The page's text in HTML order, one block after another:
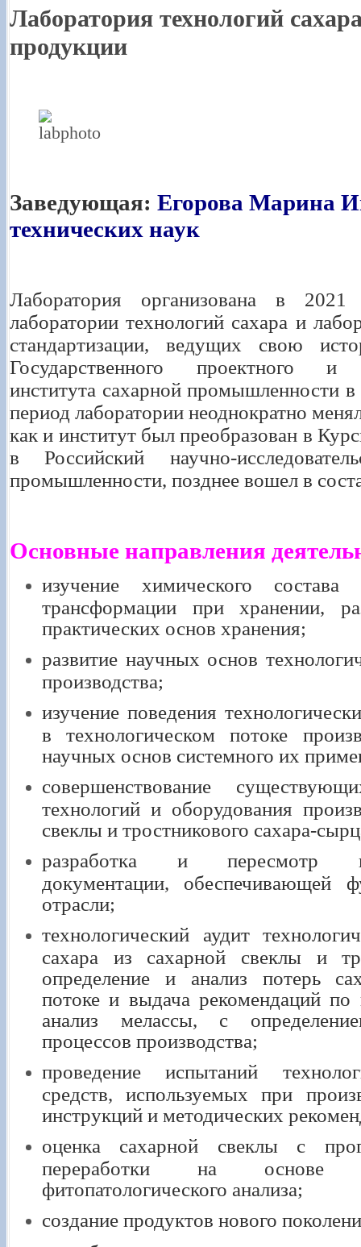
Лаборатория технологий
продукции
Заведующая: Егорова Марина
технических наук
Лаборатория организована в
лаборатории технологий сахара и
стандартизации, ведущих свою
Государственного проектного и
института сахарной промышленности
период лаборатории неоднократно
как и институт был преобразован в
в Российский научно-
промышленности, позднее вошел в
Основные направления
изучение химического
трансформации при хранении,
практических основ хранения;
развитие научных основ
производства;
изучение поведения
в технологическом потоке
научных основ системного их
совершенствование
технологий и оборудования
свеклы и тростникового сахара-
разработка и пересмотр
документации, обеспечивающей
отрасли;
технологический аудит
сахара из сахарной свеклы и
определение и анализ потерь
потоке и выдача рекомендаций
анализ мелассы, с
процессов производства;
проведение испытаний
средств, используемых при
инструкций и методических
оценка сахарной свеклы с
переработки на основе
фитопатологического анализа;
создание продуктов нового